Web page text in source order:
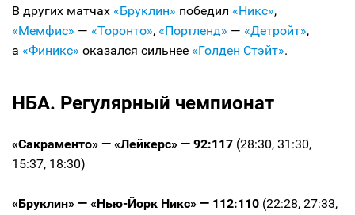
В других матчах «Бруклин» победил «Никс»,
«Мемфис» — «Торонто», «Портленд» — «Детройт»,
а «Финикс» оказался сильнее «Голден Стэйт».
НБА. Регулярный чемпионат
«Сакраменто» — «Лейкерс» — 92:117 (28:30, 31:30,
15:37, 18:30)
«Бруклин» — «Нью-Йорк Никс» — 112:110 (22:28, 27:33,